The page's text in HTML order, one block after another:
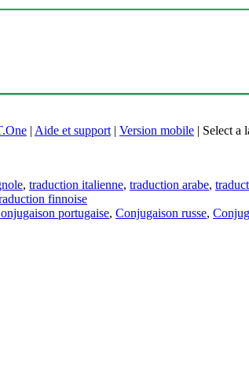
| Aide et support | Version mobile | Select a
, traduction italienne, traduction arabe,
finnoise
portugaise, Conjugaison russe,